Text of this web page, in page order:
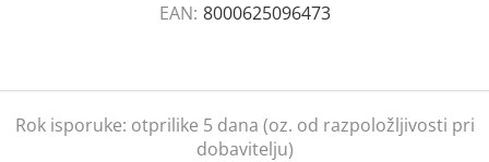
EAN: 8000625096473
Rok isporuke: otprilike 5 dana (oz. od razpoložljivosti pri
dobavitelju)